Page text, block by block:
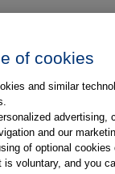
Digitale
of cookies
and similar
and our
of optional
is voluntary, and you